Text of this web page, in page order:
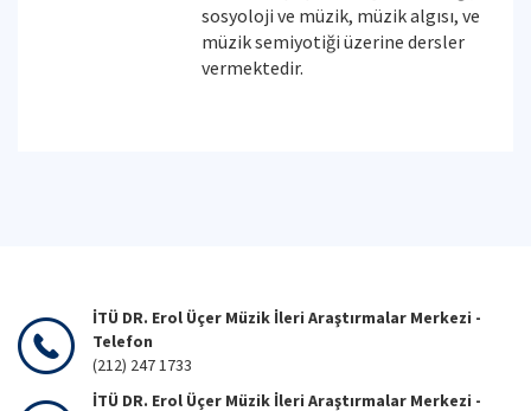
sosyoloji ve müzik, müzik algısı, ve
müzik semiyotiği üzerine dersler
vermektedir.
İTÜ DR. Erol Üçer Müzik İleri Araştırmalar Merkezi -
Telefon
(212) 247 1733
İTÜ DR. Erol Üçer Müzik İleri Araştırmalar Merkezi -